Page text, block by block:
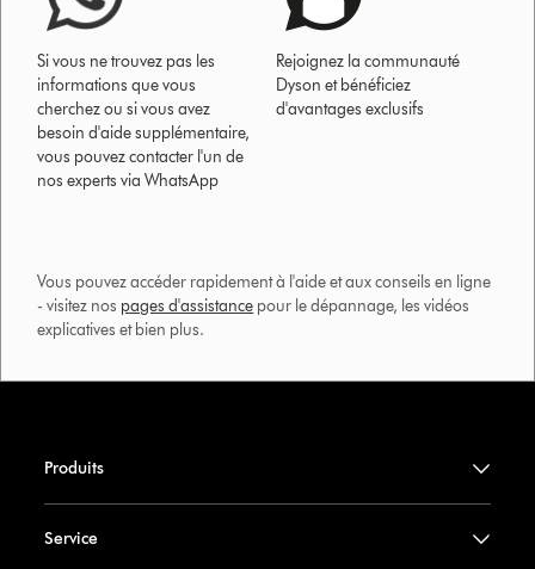
Si vous ne trouvez pas les
informations que vous
cherchez ou si vous avez
besoin d'aide supplémentaire,
vous pouvez contacter l'un de
nos experts via WhatsApp
Rejoignez la communauté
Dyson et bénéficiez
d'avantages exclusifs
Vous pouvez accéder rapidement à l'aide et aux conseils en ligne
- visitez nos pages d'assistance pour le dépannage, les vidéos
explicatives et bien plus.​
Produits
Service